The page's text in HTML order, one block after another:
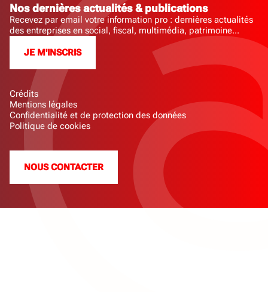
Crédits
Mentions légales
Confidentialité et de protection des données
Politique de cookies
NOUS CONTACTER
Nos dernières actualités & publications
Recevez par email votre information pro : dernières actualités
des entreprises en social, fiscal, multimédia, patrimoine...
JE M'INSCRIS